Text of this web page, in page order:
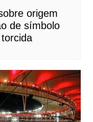
origem
de símbolo